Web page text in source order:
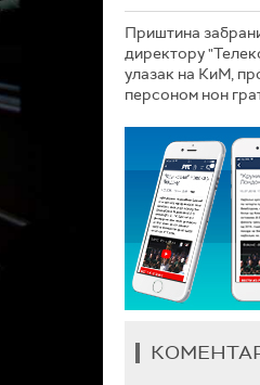
Приштина
директору
улазак на КиМ,
персоном нон